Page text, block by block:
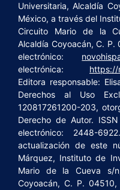
Universitaria, Alcaldía
México, a través del
Circuito Mario de la
Alcaldía Coyoacán, C.
electrónico:
electrónica: https://
Editora responsable:
Derechos al Uso
120817261200-203,
Derecho de Autor.
electrónico: 2448-
actualización de este
Márquez, Instituto de
Mario de la Cueva s/
Coyoacán, C. P.